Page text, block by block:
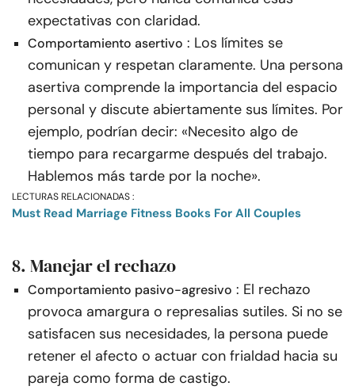
expectativas con claridad.
Comportamiento asertivo : Los límites se
comunican y respetan claramente. Una persona
asertiva comprende la importancia del espacio
personal y discute abiertamente sus límites. Por
ejemplo, podrían decir: «Necesito algo de
tiempo para recargarme después del trabajo.
Hablemos más tarde por la noche».
LECTURAS RELACIONADAS :
Must Read Marriage Fitness Books For All Couples
8. Manejar el rechazo
Comportamiento pasivo-agresivo : El rechazo
provoca amargura o represalias sutiles. Si no se
satisfacen sus necesidades, la persona puede
retener el afecto o actuar con frialdad hacia su
pareja como forma de castigo.